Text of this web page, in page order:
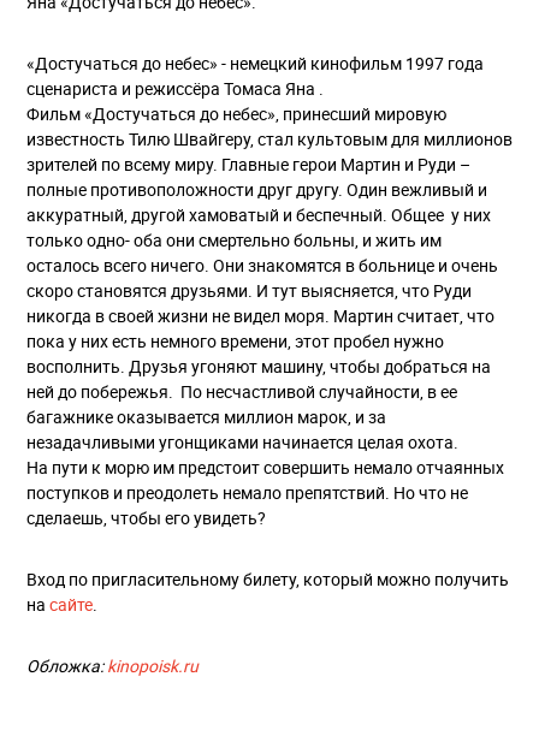
«Достучаться до небес» - немецкий кинофильм 1997 года
сценариста и режиссёра Томаса Яна .
Фильм «Достучаться до небес», принесший мировую
известность Тилю Швайгеру, стал культовым для миллионов
зрителей по всему миру. Главные герои Мартин и Руди –
полные противоположности друг другу. Один вежливый и
аккуратный, другой хамоватый и беспечный. Общее у них
только одно- оба они смертельно больны, и жить им
осталось всего ничего. Они знакомятся в больнице и очень
скоро становятся друзьями. И тут выясняется, что Руди
никогда в своей жизни не видел моря. Мартин считает, что
пока у них есть немного времени, этот пробел нужно
восполнить. Друзья угоняют машину, чтобы добраться на
ней до побережья. По несчастливой случайности, в ее
багажнике оказывается миллион марок, и за
незадачливыми угонщиками начинается целая охота.
На пути к морю им предстоит совершить немало отчаянных
поступков и преодолеть немало препятствий. Но что не
сделаешь, чтобы его увидеть?
Вход по пригласительному билету, который можно получить
на сайте
Обложка:kinopoisk.ru